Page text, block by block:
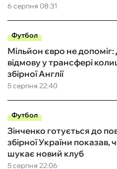
6 серпня 08:31
Футбол
5 серпня 22:40
Мільйон євро не
відмову у трансфері
збірної Англії
Футбол
5 серпня 22:06
Зінченко готується до
збірної України
шукає новий клуб